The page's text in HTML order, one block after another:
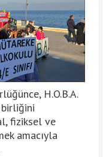
H.O.B.A.
fiziksel ve
amacıyla